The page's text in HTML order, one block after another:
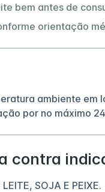
bem antes de
orientação
ambiente em
por no máximo
contra
SOJA E PEIXE.